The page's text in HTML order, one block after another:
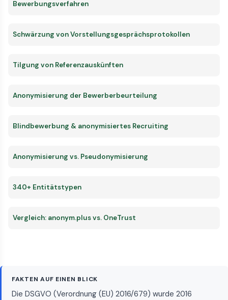
Bewerbungsverfahren
Schwärzung von Vorstellungsgesprächsprotokollen
Tilgung von Referenzauskünften
Anonymisierung der Bewerberbeurteilung
Blindbewerbung & anonymisiertes Recruiting
Anonymisierung vs. Pseudonymisierung
340+ Entitätstypen
Vergleich: anonym.plus vs. OneTrust
FAKTEN AUF EINEN BLICK
Die DSGVO (Verordnung (EU) 2016/679) wurde 2016